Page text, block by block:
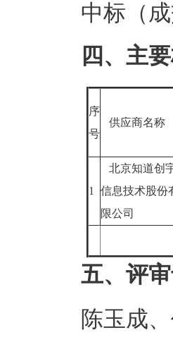
中标（
四、主
序
号
供应商名称
1
北京知道创
信息技术股份
限公司
五、评
陈玉成